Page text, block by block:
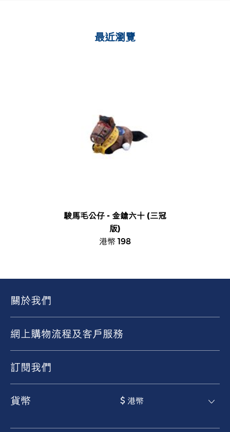
最近瀏覽
駿馬毛公仔 - 金鎗六十 (三冠
版)
港幣 198
關於我們
網上購物流程及客戶服務
訂閱我們
貨幣 $ 港幣